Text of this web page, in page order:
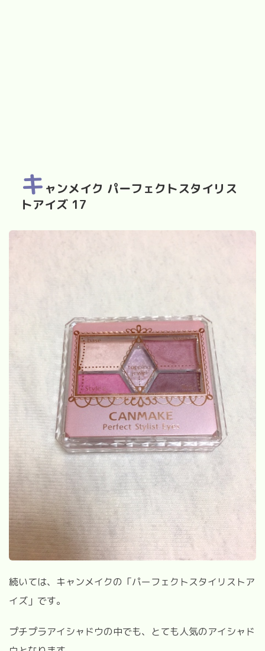
キ ャンメイク パーフェクトスタイリス
トアイズ 17
続いては、キャンメイクの「パーフェクトスタイリストア
イズ」です。
プチプラアイシャドウの中でも、とても人気のアイシャド